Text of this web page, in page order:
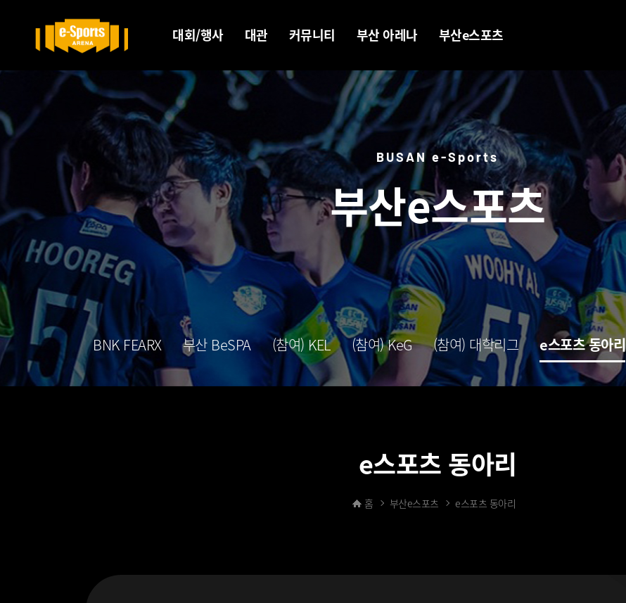
대회/행사
예매/참가
좌석안내
BRENA투어
관람 에티켓
대관
대관안내
온라인
견적
커뮤니티
갤러리
Discord
Facebook
Instagram
부산 아레나
경기장소개
스폰서십
공지사항
시설안내
온라인 투어
오시는길
부산e스포츠
BNK FEARX
부산 BeSPA
(참여) KEL
(참여) KeG
(참여) 대학리그
e스포츠 동아리
BRENA 베스트
플레이어
BUSAN e-Sports
부산e스포츠
BNK FEARX 부산 BeSPA (참여) KEL (참여) KeG (참여) 대학리그 e스포츠 동아리
e스포츠 동아리
홈 부산e스포츠 e스포츠 동아리